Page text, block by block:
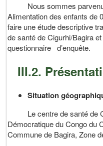
Nous sommes
Alimentation des enfants de
faire une étude descriptive
de santé de Cigurhi/Bagira
questionnaire d’enquête.
III.2.
Situation
Le centre de santé de
Démocratique du Congo du
Commune de Bagira, Zone